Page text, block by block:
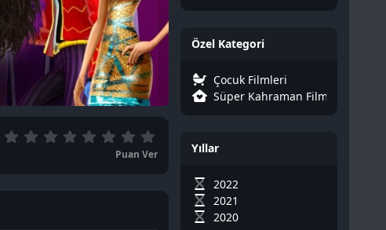
Puan Ver
Özel Kategori
Çocuk Filmleri
Süper Kahraman Filmleri
Yıllar
2022
2021
2020